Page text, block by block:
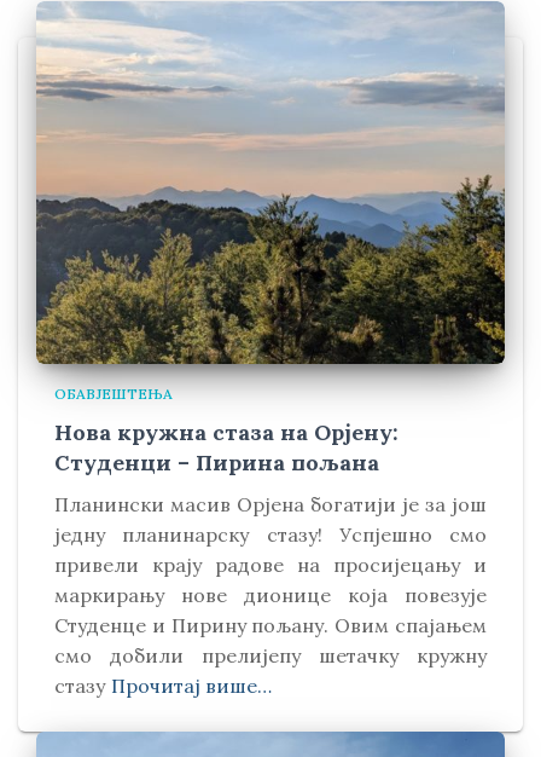
ОБАВЈЕШТЕЊА
Нова кружна стаза на Орјену:
Студенци – Пирина пољана
Планински масив Орјена богатији је за још
једну планинарску стазу! Успјешно смо
привели крају радове на просијецању и
маркирању нове дионице која повезује
Студенце и Пирину пољану. Овим спајањем
смо добили прелијепу шетачку кружну
стазу Прочитај више…